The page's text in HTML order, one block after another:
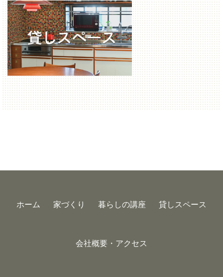
ホーム 家づくり 暮らしの講座 貸しスペース
会社概要・アクセス